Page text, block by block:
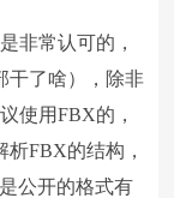
非常认可的，
干了啥），除非
使用FBX的，
FBX的结构，
公开的格式有